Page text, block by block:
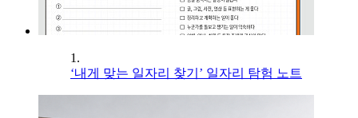
1.
‘내게 맞는 일자리 찾기’ 일자리 탐험 노트